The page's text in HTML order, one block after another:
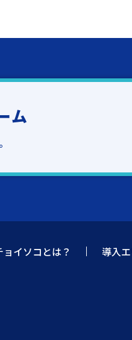
ム
ョイソコとは？ 導入